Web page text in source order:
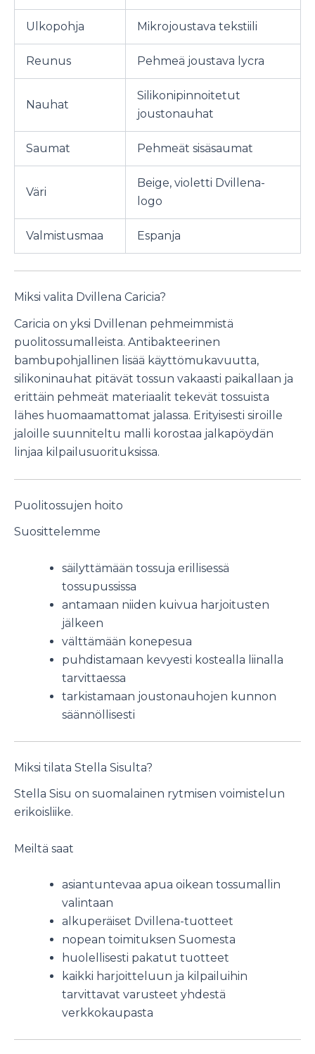
Ulkopohja Mikrojoustava tekstiili
Reunus Pehmeä joustava lycra
Nauhat
Silikonipinnoitetut
joustonauhat
Saumat Pehmeät sisäsaumat
Väri
Beige, violetti Dvillena-
logo
Valmistusmaa Espanja
Miksi valita Dvillena Caricia?
Caricia on yksi Dvillenan pehmeimmistä
puolitossumalleista. Antibakteerinen
bambupohjallinen lisää käyttömukavuutta,
silikoninauhat pitävät tossun vakaasti paikallaan ja
erittäin pehmeät materiaalit tekevät tossuista
lähes huomaamattomat jalassa. Erityisesti siroille
jaloille suunniteltu malli korostaa jalkapöydän
linjaa kilpailusuorituksissa.
Puolitossujen hoito
Suosittelemme
säilyttämään tossuja erillisessä
tossupussissa
antamaan niiden kuivua harjoitusten
jälkeen
välttämään konepesua
puhdistamaan kevyesti kostealla liinalla
tarvittaessa
tarkistamaan joustonauhojen kunnon
säännöllisesti
Miksi tilata Stella Sisulta?
Stella Sisu on suomalainen rytmisen voimistelun
erikoisliike.
Meiltä saat
asiantuntevaa apua oikean tossumallin
valintaan
alkuperäiset Dvillena-tuotteet
nopean toimituksen Suomesta
huolellisesti pakatut tuotteet
kaikki harjoitteluun ja kilpailuihin
tarvittavat varusteet yhdestä
verkkokaupasta